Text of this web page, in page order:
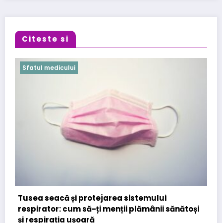
Citeste si
Sfatul medicului
Stomatologice – interventii rapide in Bucuresti
la Kirilova Dent
3 noiembrie 2025 Sfatul Doctorului